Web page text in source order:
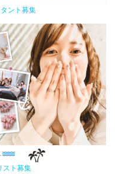
ント募集
スト募集